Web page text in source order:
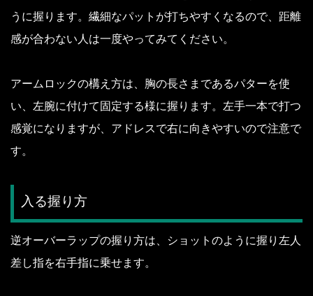
うに握ります。 繊細なパットが打ちやすくなるので、距離
感が合わない人は一度やってみてください。
アームロックの構え方は、胸の長さまであるパターを使
い、左腕に付けて固定する様に握ります。 左手一本で打つ
感覚になりますが、アドレスで右に向きやすいので注意で
す。
入る握り方
逆オーバーラップの握り方は、ショットのように握り左人
差し指を右手指に乗せます。